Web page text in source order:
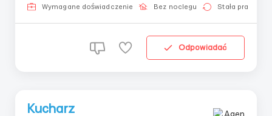
zawodowo.Obowiązki:— Praca z przychodzącym ruchem
Wymagane doświadczenie Bez noclegu Stała praca
Odpowiadać
Kucharz